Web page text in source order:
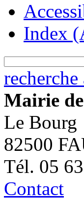
Index
recherche
Mairie
Le Bourg
82500
Tél. 05
Contact